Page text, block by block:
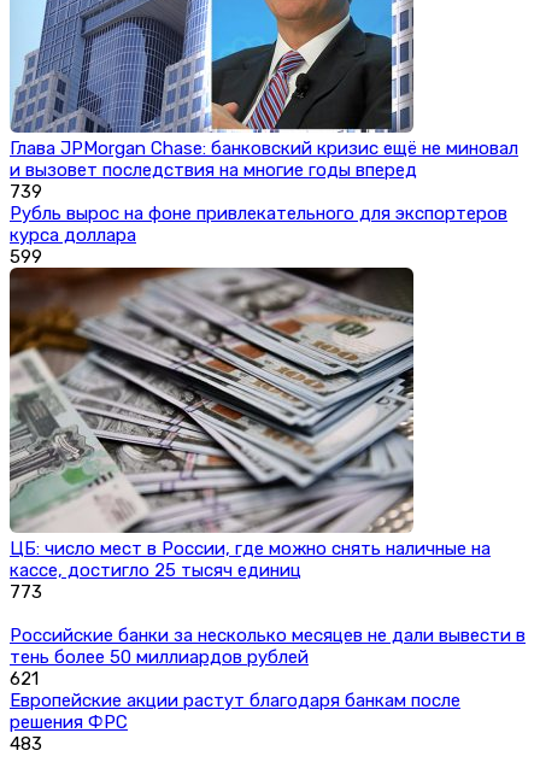
Глава JPMorgan Chase: банковский кризис ещё не миновал
и вызовет последствия на многие годы вперед
739
Рубль вырос на фоне привлекательного для экспортеров
курса доллара
599
ЦБ: число мест в России, где можно снять наличные на
кассе, достигло 25 тысяч единиц
773
Российские банки за несколько месяцев не дали вывести в
тень более 50 миллиардов рублей
621
Европейские акции растут благодаря банкам после
решения ФРС
483